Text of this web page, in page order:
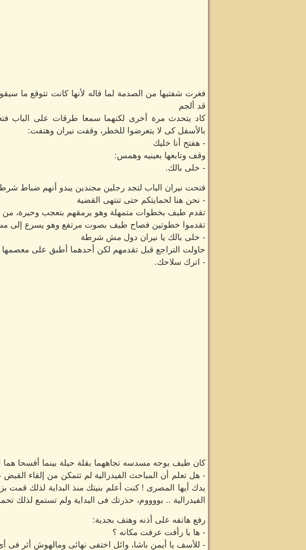
فغرت شفتيها من الصدمة لما قاله لأنها كانت تتوقع ما
قد ألجم
كاد يتحدث مرة أخرى لكنهما سمعا طرقات على الباب
بالأسفل كى لا يتعرضوا للخطر، وقفت نيران وهتفت:
- هفتح أنا خليك
وقف وتابعها بعينيه وهمس:
- خلى بالك.
فتحت نيران الباب لتجد رجلين مجندين يبدو أنهم ضباط
- نحن هنا لحمايتكم حتى تنتهى القضية
تقدم طيف بخطوات متمهلة وهو يرمقهم بتعجب وحيرة، من
تقدموا خطوتين فصاح طيف بصوت مرتفع وهو يسرع إلى
- خلى بالك يا نيران دول مش شرطة
حاولت التراجع قبل تقدمهم لكن أحدهما أطبق على معصمها
- اترك سلاحك.
كان طيف يوجه مسدسه تجاههما بقلة حيلة بينما أفسحا
- هل تعلم أن المباحث الفيدرالية لم تتمكن من إلقاء
يدك أيها المصرى ! كنت أعلم بنيتك منذ البداية لذلك
الفيدرالية .. بووووم، حذرتك فى البداية ولم تستمع لذلك
رفع هاتفه على أذنه وهتف بجدية:
- ها يا رأفت عرفت مكانه ؟
- للأسف يا أيمن باشا، وائل اختفى نهائى ومالهوش أثر فى